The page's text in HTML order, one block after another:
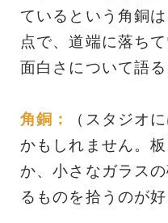
ているという角銅
点で、道端に落ち
面白さについて語る
角銅：
（スタジオ
かもしれません。
か、小さなガラス
るものを拾うのが好